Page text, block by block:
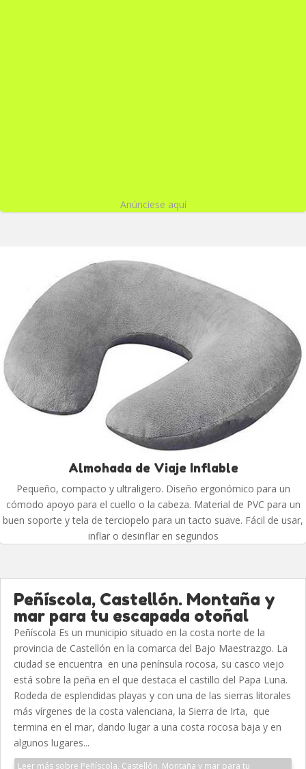
Anúnciese aquí
Almohada de Viaje Inflable
Pequeño, compacto y ultraligero. Diseño ergonómico para un
cómodo apoyo para el cuello o la cabeza. Material de PVC para un
buen soporte y tela de terciopelo para un tacto suave. Fácil de usar,
inflar o desinflar en segundos
Peñíscola, Castellón. Montaña y
mar para tu escapada otoñal
Peñíscola Es un municipio situado en la costa norte de la
provincia de Castellón en la comarca del Bajo Maestrazgo. La
ciudad se encuentra en una península rocosa, su casco viejo
está sobre la peña en el que destaca el castillo del Papa Luna.
Rodeda de esplendidas playas y con una de las sierras litorales
más vírgenes de la costa valenciana, la Sierra de Irta, que
termina en el mar, dando lugar a una costa rocosa baja y en
algunos lugares...
Leer más sobre Peñíscola, Castellón. Montaña y mar para tu